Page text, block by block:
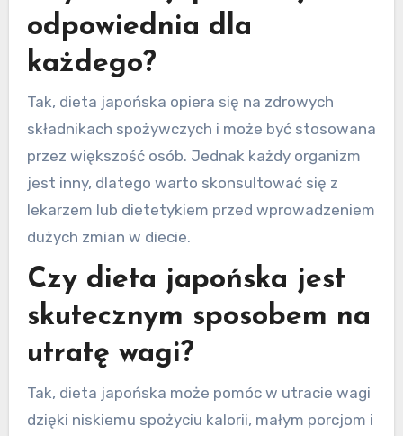
odpowiednia dla
każdego?
Tak, dieta japońska opiera się na zdrowych
składnikach spożywczych i może być stosowana
przez większość osób. Jednak każdy organizm
jest inny, dlatego warto skonsultować się z
lekarzem lub dietetykiem przed wprowadzeniem
dużych zmian w diecie.
Czy dieta japońska jest
skutecznym sposobem na
utratę wagi?
Tak, dieta japońska może pomóc w utracie wagi
dzięki niskiemu spożyciu kalorii, małym porcjom i